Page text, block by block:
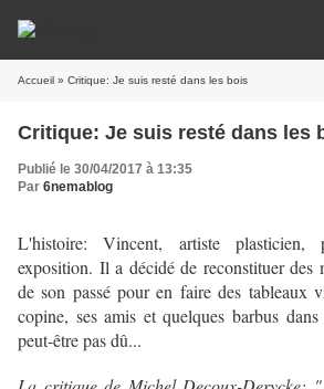
Accueil » Critique: Je suis resté dans les bois
Critique: Je suis resté dans les
Publié le 30/04/2017 à 13:35
Par 6nemablog
L'histoire: Vincent, artiste plasticien,
exposition. Il a décidé de reconstituer des
de son passé pour en faire des tableaux
copine, ses amis et quelques barbus
peut-être pas dû...